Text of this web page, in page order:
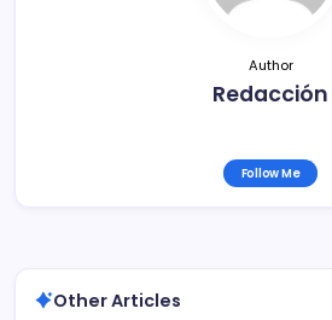
Author
Redacción
Follow Me
Other Articles